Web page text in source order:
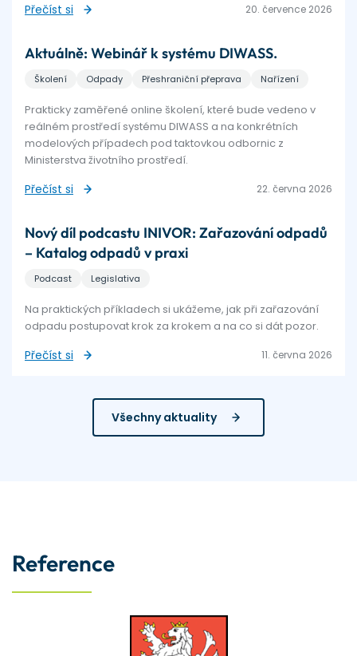
Přečíst si 20. července 2026
Aktuálně: Webinář k systému DIWASS.
Školení Odpady Přeshraniční přeprava Nařízení
Prakticky zaměřené online školení, které bude vedeno v
reálném prostředí systému DIWASS a na konkrétních
modelových případech pod taktovkou odbornic z
Ministerstva životního prostředí.
Přečíst si 22. června 2026
Nový díl podcastu INIVOR: Zařazování odpadů
– Katalog odpadů v praxi
Podcast Legislativa
Na praktických příkladech si ukážeme, jak při zařazování
odpadu postupovat krok za krokem a na co si dát pozor.
Přečíst si 11. června 2026
Všechny aktuality
Reference